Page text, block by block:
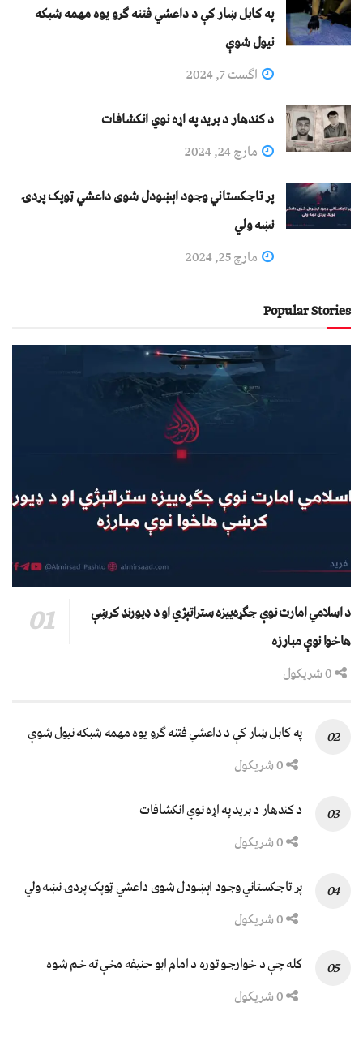
په کابل ښار کې د داعشي فتنه ګرو يوه مهمه شبکه
نيول شوې
اگست 7, 2024
د کندهار د برید په اړه نوي انکشافات
مارچ 24, 2024
پر تاجکستاني وجود اېښودل شوی داعشي ټوپک پردۍ
نښه ولي
مارچ 25, 2024
Popular Stories
د اسلامي امارت نوې جګړه‌ییزه ستراتېژي او د ډیورنډ کرښې
هاخوا نوې مبارزه
په کابل ښار کې د داعشي فتنه ګرو يوه مهمه شبکه نيول شوې
د کندهار د برید په اړه نوي انکشافات
پر تاجکستاني وجود اېښودل شوی داعشي ټوپک پردۍ نښه ولي
کله چې د خوارجو توره د امام ابو حنیفه مخې ته خم شوه